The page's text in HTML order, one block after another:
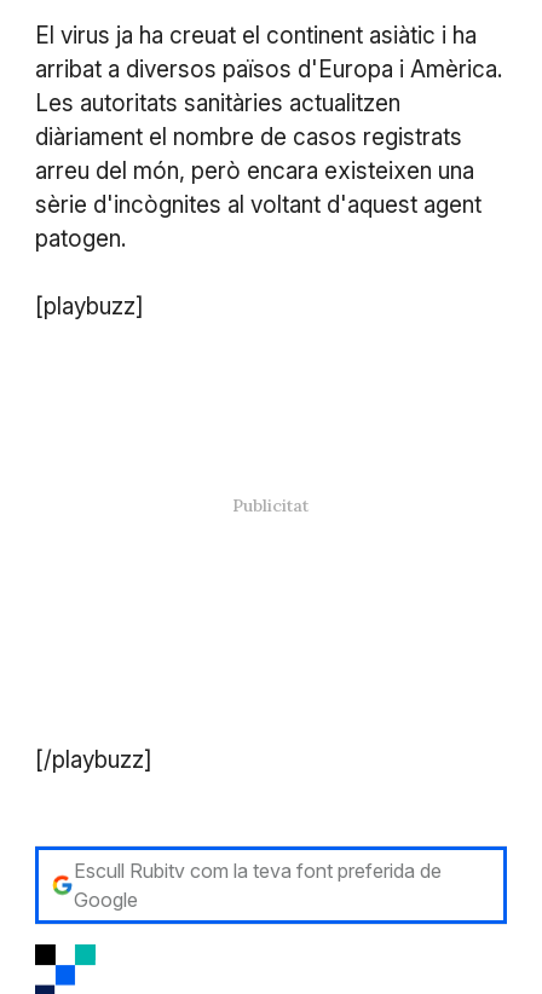
El virus ja ha creuat el continent asiàtic i ha
arribat a diversos països d'Europa i Amèrica.
Les autoritats sanitàries actualitzen
diàriament el nombre de casos registrats
arreu del món, però encara existeixen una
sèrie d'incògnites al voltant d'aquest agent
patogen.
[playbuzz]
[/playbuzz]
Escull Rubitv com la teva font preferida de
Google